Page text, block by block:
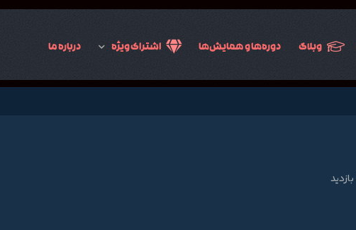
وبلاگ دوره‌ها و همایش‌ها اشتراک ویژه درباره ما